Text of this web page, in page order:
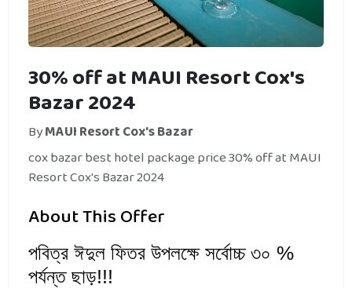
30% off at MAUI Resort Cox's
Bazar 2024
ByMAUI Resort Cox's Bazar
cox bazar best hotel package price 30% off at MAUI
Resort Cox's Bazar 2024
About This Offer
পবিত্র ঈদুল ফিতর উপলক্ষে সর্বোচ্চ ৩০ %
পর্যন্ত ছাড়!!!